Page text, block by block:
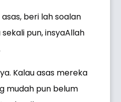
beri lah soalan
pun, insyaAllah
Kalau asas mereka
mudah pun belum